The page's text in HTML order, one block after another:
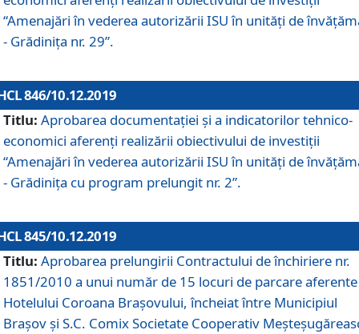
“Amenajări în vederea autorizării ISU în unități de
- Grădinița nr. 29”.
846/10.12.2019
Titlu: Aprobarea documentației și a indicatorilor tehnico-
economici aferenți realizării obiectivului de investiții
“Amenajări în vederea autorizării ISU în unități de
- Grădinița cu program prelungit nr. 2”.
845/10.12.2019
Titlu: Aprobarea prelungirii Contractului de închiriere nr.
1851/2010 a unui număr de 15 locuri de parcare aferente
Hotelului Coroana Brașovului, încheiat între Municipiul
Braşov şi S.C. Comix Societate Cooperativ